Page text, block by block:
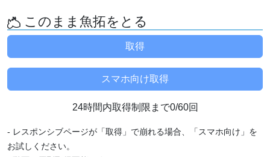
このまま魚拓をとる
24時間内取得制限まで0/60回
- レスポンシブページが「取得」で崩れる場合、「スマホ向け」を
お試しください。